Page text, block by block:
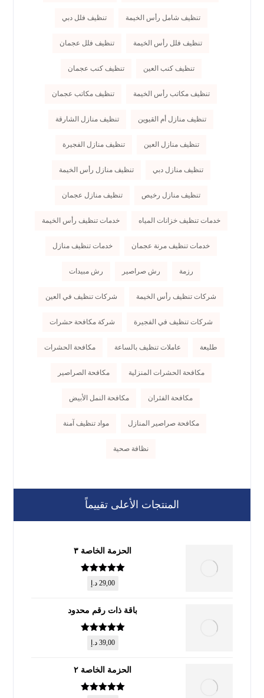
تنظيف شامل رأس الخيمة تنظيف فلل دبي
تنظيف فلل رأس الخيمة تنظيف فلل عجمان
تنظيف كنب العين تنظيف كنب عجمان
تنظيف مكاتب رأس الخيمة تنظيف مكاتب عجمان
تنظيف منازل أم القيوين تنظيف منازل الشارقة
تنظيف منازل العين تنظيف منازل الفجيرة
تنظيف منازل دبي تنظيف منازل رأس الخيمة
تنظيف منازل رخيص تنظيف منازل عجمان
خدمات تنظيف خزانات المياه خدمات تنظيف رأس الخيمة
خدمات تنظيف مرنة عجمان خدمات تنظيف منازل
رزمة رش صراصير رش مبيدات
شركات تنظيف رأس الخيمة شركات تنظيف في العين
شركات تنظيف في الفجيرة شركة مكافحة حشرات
طليعة عاملات تنظيف بالساعة مكافحة الحشرات
مكافحة الحشرات المنزلية مكافحة الصراصير
مكافحة الفئران مكافحة النمل الأبيض
مكافحة صراصير المنازل مواد تنظيف آمنة
نظافة صحية
المنتجات الأعلى تقييماً
الحزمة الخاصة ٣
تم التقييم
من 5
29,00 د.إ
باقة ذات رقم محدود
تم التقييم
من 5
39,00 د.إ
الحزمة الخاصة ٢